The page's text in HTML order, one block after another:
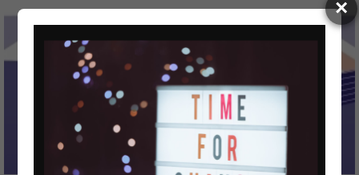
Concert
dimanche 9 août
×